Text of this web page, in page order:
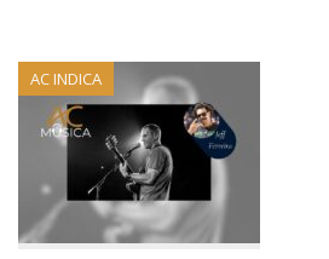
AC INDICA